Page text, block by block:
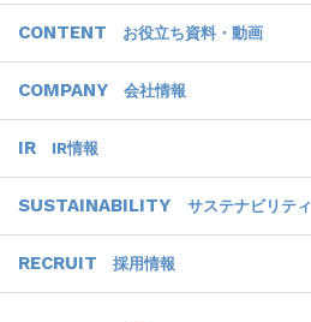
CONTENT お役立ち資料・動画
COMPANY 会社情報
IR IR情報
SUSTAINABILITY サステナビリティ
RECRUIT 採用情報